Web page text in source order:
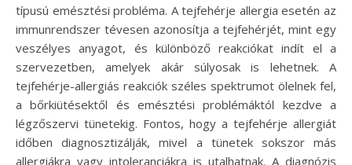
típusú emésztési probléma. A tejfehérje allergia esetén az
immunrendszer tévesen azonosítja a tejfehérjét, mint egy
veszélyes anyagot, és különböző reakciókat indít el a
szervezetben, amelyek akár súlyosak is lehetnek. A
tejfehérje-allergiás reakciók széles spektrumot ölelnek fel,
a bőrkiütésektől és emésztési problémáktól kezdve a
légzőszervi tünetekig. Fontos, hogy a tejfehérje allergiát
időben diagnosztizálják, mivel a tünetek sokszor más
allergiákra vagy intoleranciákra is utalhatnak. A diagnózis